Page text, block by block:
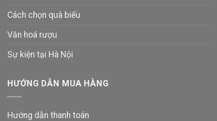
Cách chọn quà biếu
Văn hoá rượu
Sự kiện tại Hà Nội
HƯỚNG DẪN MUA HÀNG
Hướng dẫn thanh toán